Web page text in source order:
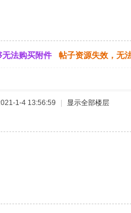
无法购买附件 帖子资源失效，无
1-4 13:56:59 显示全部楼层